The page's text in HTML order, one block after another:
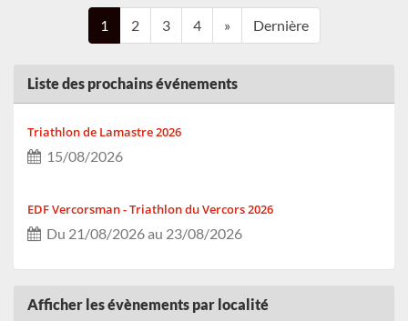
1 2 3 4 » Dernière
Liste des prochains événements
Triathlon de Lamastre 2026
15/08/2026
EDF Vercorsman - Triathlon du Vercors 2026
Du 21/08/2026 au 23/08/2026
Du 29/08/2026 au 30/08/2026
Afficher les évènements par localité